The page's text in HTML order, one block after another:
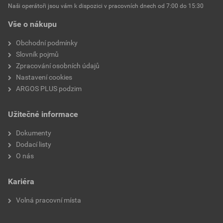
Vše o nákupu
Obchodní podmínky
Slovník pojmů
Zpracování osobních údajů
Nastavení cookies
ARGOS PLUS podzim
Užitečné informace
Dokumenty
Dodací listy
O nás
Kariéra
Volná pracovní místa
Naši operátoři jsou vám k dispozici v pracovních dnech od 7:00 do 15:30